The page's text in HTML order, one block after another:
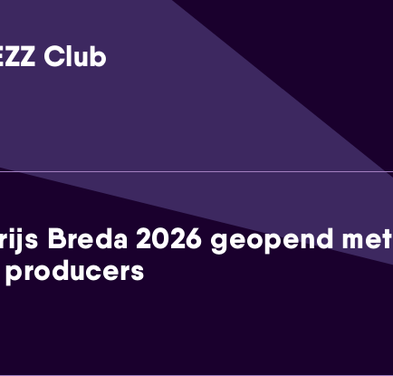
Club
Breda 2026 geopend met